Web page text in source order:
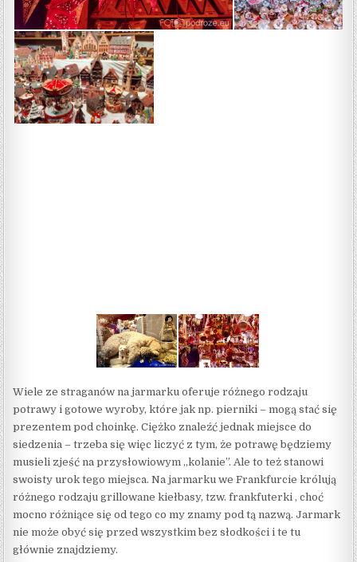
Wiele ze straganów na jarmarku oferuje różnego rodzaju
potrawy i gotowe wyroby, które jak np. pierniki – mogą stać się
prezentem pod choinkę. Ciężko znaleźć jednak miejsce do
siedzenia – trzeba się więc liczyć z tym, że potrawę będziemy
musieli zjeść na przysłowiowym „kolanie”. Ale to też stanowi
swoisty urok tego miejsca. Na jarmarku we Frankfurcie królują
różnego rodzaju grillowane kiełbasy, tzw. frankfuterki , choć
mocno różniące się od tego co my znamy pod tą nazwą. Jarmark
nie może obyć się przed wszystkim bez słodkości i te tu
głównie znajdziemy.